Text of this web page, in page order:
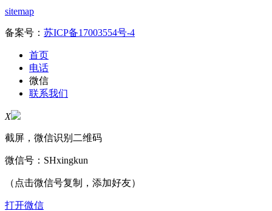
sitemap
备案号： 苏ICP备17003554号-4
首页
电话
微信
联系我们
X
截屏，微信识别二维码
微信号： SHxingkun
（点击微信号复制，添加好友）
打开微信